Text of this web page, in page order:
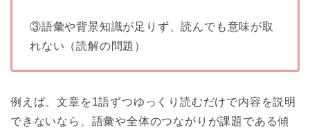
③語彙や背景知識が足りず、読んでも意味が取
れない（読解の問題）
例えば、文章を1語ずつゆっくり読むだけで内容を説明
できないなら、語彙や全体のつながりが課題である傾